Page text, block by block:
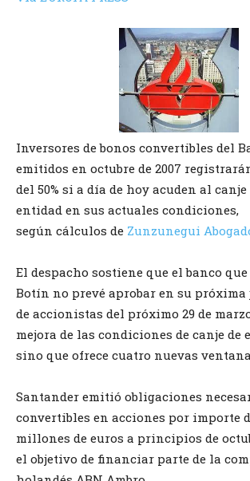
Inversores de bonos convertibles del
emitidos en octubre de 2007
del 50% si a día de hoy acuden al
entidad en sus actuales condiciones,
según cálculos de Zunzunegui
El despacho sostiene que el banco
Botín no prevé aprobar en su
de accionistas del próximo 29 de
mejora de las condiciones de canje de
sino que ofrece cuatro nuevas
Santander emitió obligaciones
convertibles en acciones por importe
millones de euros a principios de
el objetivo de financiar parte de la